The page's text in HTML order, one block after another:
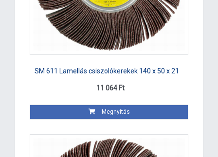
SM 611 Lamellás csiszolókerekek 140 x 50 x 21
11 064 Ft
Megnyitás